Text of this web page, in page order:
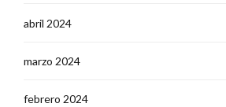
abril 2024
marzo 2024
febrero 2024